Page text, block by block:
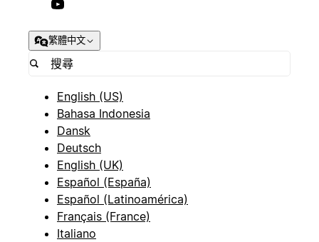
繁體中文
English (US)
Bahasa Indonesia
Dansk
Deutsch
English (UK)
Español (España)
Español (Latinoamérica)
Français (France)
Italiano